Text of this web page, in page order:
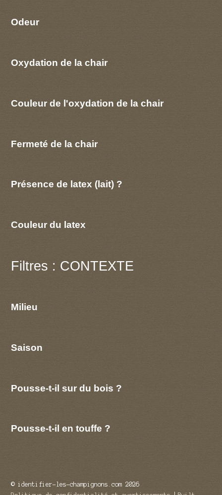
Odeur
Oxydation de la chair
Couleur de l'oxydation de la chair
Fermeté de la chair
Présence de latex (lait) ?
Couleur du latex
Filtres : CONTEXTE
Milieu
Saison
Pousse-t-il sur du bois ?
Pousse-t-il en touffe ?
© identifier-les-champignons.com 2026